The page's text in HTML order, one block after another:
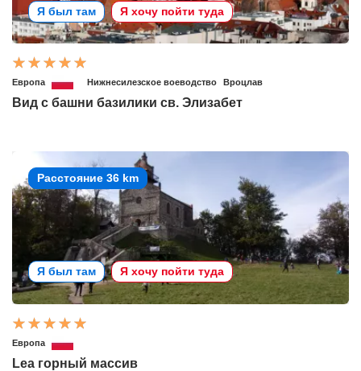
Я был там Я хочу пойти туда
Европа Нижнесилезское воеводство Вроцлав
Вид с башни базилики св. Элизабет
Расстояние 36 km
Я был там Я хочу пойти туда
Европа
Lea горный массив